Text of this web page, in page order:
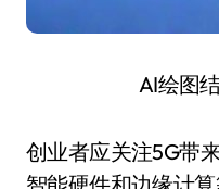
AI绘图
创业者应关注5G带